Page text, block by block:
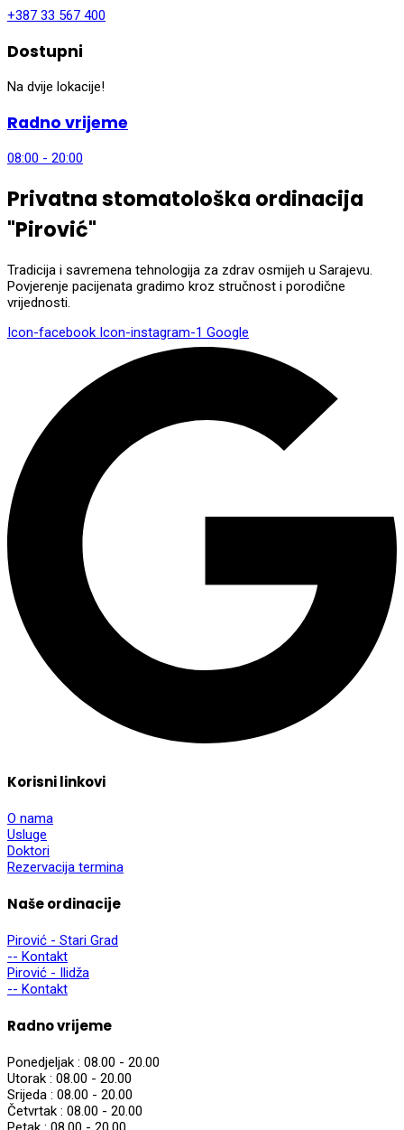
+387 33 567 400
Dostupni
Na dvije lokacije!
Radno vrijeme
08:00 - 20:00
Privatna stomatološka ordinacija
"Pirović"
Tradicija i savremena tehnologija za zdrav osmijeh u Sarajevu.
Povjerenje pacijenata gradimo kroz stručnost i porodične
vrijednosti.
Icon-facebook Icon-instagram-1 Google
Korisni linkovi
O nama
Usluge
Doktori
Rezervacija termina
Naše ordinacije
Pirović - Stari Grad
-- Kontakt
Pirović - Ilidža
-- Kontakt
Radno vrijeme
Ponedjeljak : 08.00 - 20.00
Utorak : 08.00 - 20.00
Srijeda : 08.00 - 20.00
Četvrtak : 08.00 - 20.00